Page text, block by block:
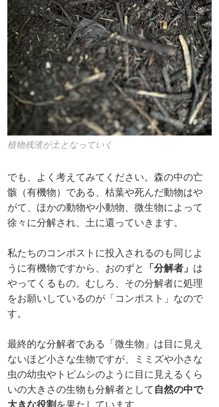
植物残渣が土となっていく
でも、よく考えてみてください。森の中の亡
骸（有機物）である、枯葉や死んだ動物はや
がて、ほかの動物や小動物、微生物によって
徐々に分解され、土に還っていきます。
私たちのコンポストに投入されるのも同じよ
うに有機物ですから、おのずと
「分解者」 は
やってくるもの。むしろ、その分解者に処理
をお願いしているのが「コンポスト」なので
す。
最終的な分解者である「微生物」は目に見え
ないほど小さな生物ですが、ミミズや小さな
虫の幼虫やトビムシのように目に見えるくら
いの大きさの生物も分解者として自然の中で
大きな役割 を果たしています。